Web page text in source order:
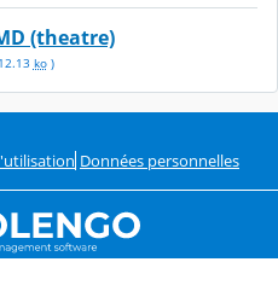
(theatre)
ko)
Données personnelles